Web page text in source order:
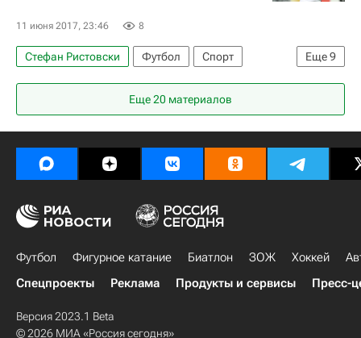
11 июня 2017, 23:46 8
Еще9
Стефан Ристовски Футбол
Спорт
Чемпионат мира 2018 (отборочный турнир, Европа)
Испания
Албания
Северная Македония
Лихтенштейн
Италия
Диего Коста Давид Сильва
Еще 20 материалов
Футбол Фигурное катание Биатлон ЗОЖ Хоккей
Спецпроекты
Реклама Продукты и сервисы Пресс-
Версия 2023.1 Beta
© 2026 МИА «Россия сегодня»